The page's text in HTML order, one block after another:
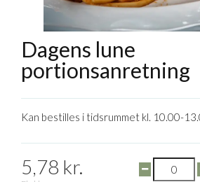
Dagens lune
portionsanretning
Kan bestilles i tidsrummet kl. 10.00-
5,78 kr.